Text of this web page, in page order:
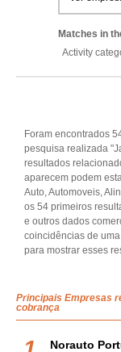
Matches in
Activity
Foram encontrados
pesquisa realizada
resultados
aparecem podem
Auto, Automoveis,
os 54 primeiros
e outros dados
coincidências de
para mostrar esses
Principais Empresas
cobrança
Norauto